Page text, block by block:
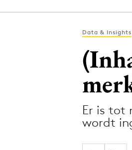
Data & Insights
Er is tot
wordt